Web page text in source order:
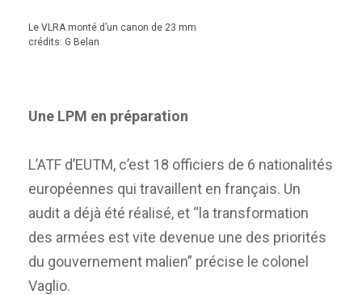
Le VLRA monté d’un canon de 23 mm
crédits: G Belan
Une LPM en préparation
L’ATF d’EUTM, c’est 18 officiers de 6 nationalités
européennes qui travaillent en français. Un
audit a déjà été réalisé, et “la transformation
des armées est vite devenue une des priorités
du gouvernement malien” précise le colonel
Vaglio.